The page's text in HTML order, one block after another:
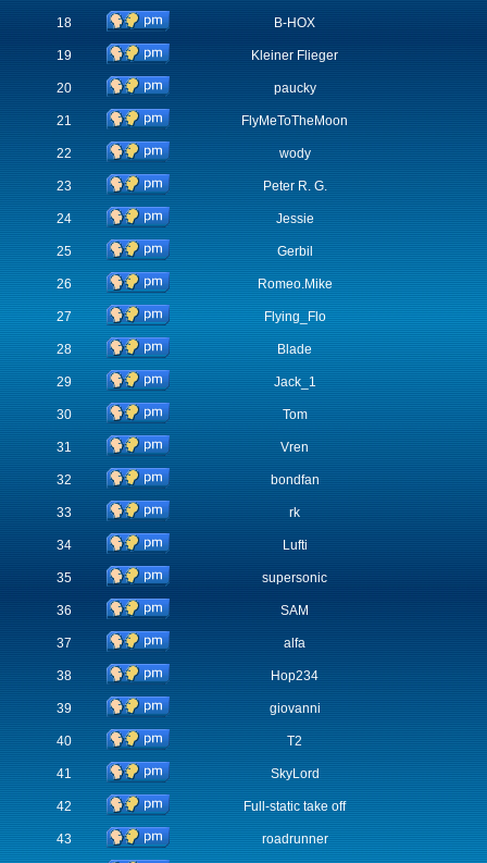
18 B-HOX
19 Kleiner Flieger
20 paucky
21 FlyMeToTheMoon
22 wody
23 Peter R. G.
24 Jessie
25 Gerbil
26 Romeo.Mike
27 Flying_Flo
28 Blade
29 Jack_1
30 Tom
31 Vren
32 bondfan
33 rk
34 Lufti
35 supersonic
36 SAM
37 alfa
38 Hop234
39 giovanni
40 T2
41 SkyLord
42 Full-static take off
43 roadrunner